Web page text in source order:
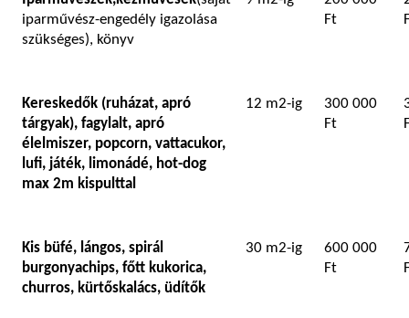
iparművész-engedély igazolása
szükséges), könyv
Ft
Kereskedők (ruházat, apró
tárgyak), fagylalt, apró
élelmiszer, popcorn, vattacukor,
lufi, játék, limonádé, hot-dog
max 2m kispulttal
12 m2-ig
300 000
Ft
Kis büfé, lángos, spirál
burgonyachips, főtt kukorica,
churros, kürtőskalács, üdítők
30 m2-ig
600 000
Ft